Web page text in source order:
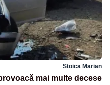
Stoica Marian
mai multe decese